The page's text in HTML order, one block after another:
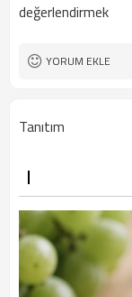
değerlendirmek
YORUM EKLE
Tanıtım